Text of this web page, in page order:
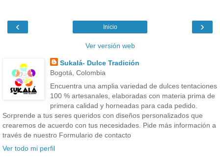
‹ ›
Inicio
Ver versión web
Sukalá- Dulce Tradición
Bogotá, Colombia
Encuentra una amplia variedad de dulces tentaciones
100 % artesanales, elaboradas con materia prima de
primera calidad y horneadas para cada pedido.
Sorprende a tus seres queridos con diseños personalizados que
crearemos de acuerdo con tus necesidades. Pide más información a
través de nuestro Formulario de contacto
Ver todo mi perfil